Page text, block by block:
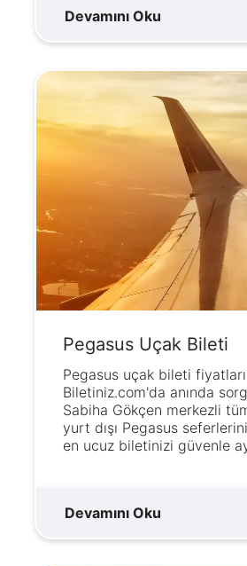
Devamını Oku
Pegasus Uçak Bileti
Pegasus uçak bileti
Biletiniz.com'da anında
Sabiha Gökçen merkezli
yurt dışı Pegasus seferlerini
en ucuz biletinizi güvenle
Devamını Oku